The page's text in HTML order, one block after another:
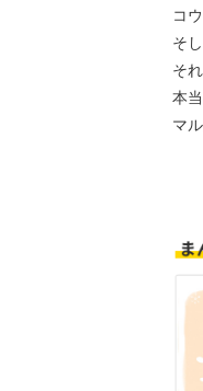
コ
そ
そ
本
マ